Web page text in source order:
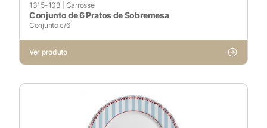
1315-103 Carrossel
Conjunto de 6 Pratos de Sobremesa
Conjunto c/6
Ver produto